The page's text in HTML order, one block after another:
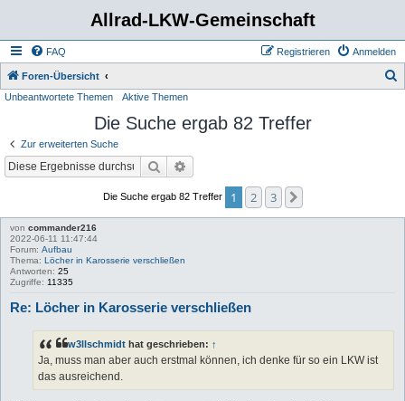
Allrad-LKW-Gemeinschaft
FAQ Anmelden
Registrieren
Foren-Übersicht
Unbeantwortete Themen Aktive Themen
Die Suche ergab 82 Treffer
Zur erweiterten Suche
Suche
Die Suche ergab 82 Treffer 1 2 3
von commander216
2022-06-11 11:47:44
Forum: Aufbau
Thema: Löcher in Karosserie verschließen
Antworten: 25
Zugriffe: 11335
Re: Löcher in Karosserie verschließen
w3llschmidt hat geschrieben: ↑
Ja, muss man aber auch erstmal können, ich denke für so ein LKW ist
das ausreichend.